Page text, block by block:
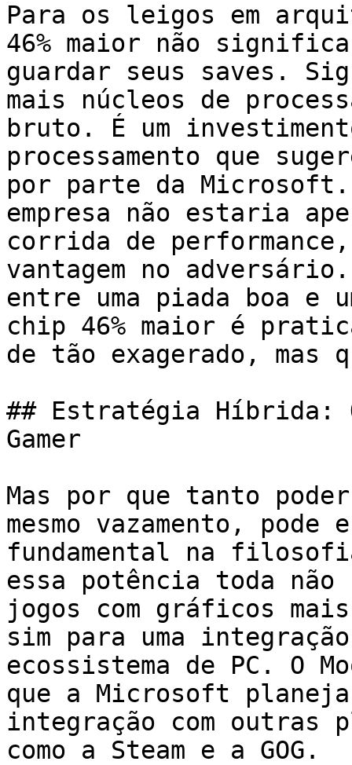
Para os leigos em
46% maior não
guardar seus saves.
mais núcleos de
bruto. É um
processamento que
por parte da Microsoft.
empresa não estaria
corrida de
vantagem no
entre uma piada boa e
chip 46% maior é
de tão exagerado,
## Estratégia Híbrida:
Gamer
Mas por que tanto
mesmo vazamento, pode
fundamental na
essa potência toda
jogos com gráficos
sim para uma
ecossistema de PC. O
que a Microsoft
integração com outras
como a Steam e a GOG.